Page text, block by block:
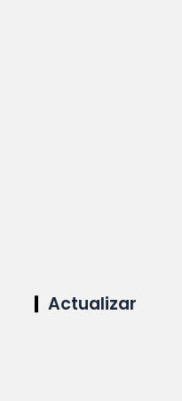
Actualizar